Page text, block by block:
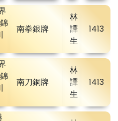
南拳銀牌
林
譯
生
1413
南刀銅牌
林
譯
生
1413